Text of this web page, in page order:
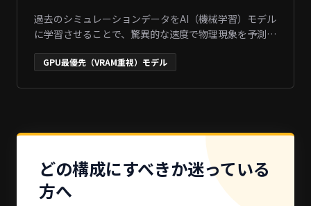
過去のシミュレーションデータをAI（機械学習）モデル
に学習させることで、驚異的な速度で物理現象を予測す
す。複雑なパラメーター変更に伴う結果を、従来のソル
GPU最優先（VRAM重視）モデル
どの構成にすべきか迷っている
方へ